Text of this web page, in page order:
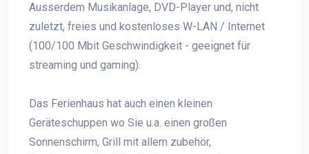
Ausserdem Musikanlage, DVD-Player und, nicht
zuletzt, freies und kostenloses W-LAN / Internet
(100/100 Mbit Geschwindigkeit - geeignet für
streaming und gaming).
Das Ferienhaus hat auch einen kleinen
Geräteschuppen wo Sie u.a. einen großen
Sonnenschirm, Grill mit allem zubehör,